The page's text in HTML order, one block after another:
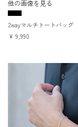
他の画像を見る
2wayマルチトートバッグ
¥ 9,990